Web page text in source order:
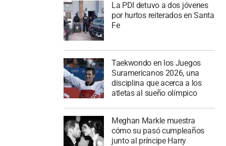
La PDI detuvo a dos jóvenes
por hurtos reiterados en Santa
Fe
Taekwondo en los Juegos
Suramericanos 2026, una
disciplina que acerca a los
atletas al sueño olímpico
Meghan Markle muestra
cómo su pasó cumpleaños
junto al príncipe Harry